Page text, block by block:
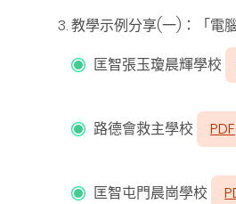
教學示例分享(一)：「電
匡智張玉瓊晨輝學校
路德會救主學校 PDF
匡智屯門晨崗學校